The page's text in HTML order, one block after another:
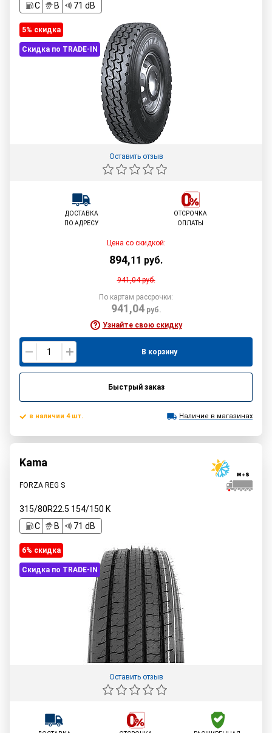
C
B 71 dB
5% cкидка
Скидка по TRADE-IN
Оставить отзыв
ДОСТАВКА
ПО АДРЕСУ
ОТСРОЧКА
ОПЛАТЫ
Цена со скидкой:
894,11 руб.
941,04руб.
По картам рассрочки:
941,04руб.
Узнайте свою скидку
В корзину
Быстрый заказ
в наличии 4 шт. Наличие в магазинах
Kama
FORZA REG S
315/80R22.5 154/150 K
C
B 71 dB
6% cкидка
Скидка по TRADE-IN
Оставить отзыв